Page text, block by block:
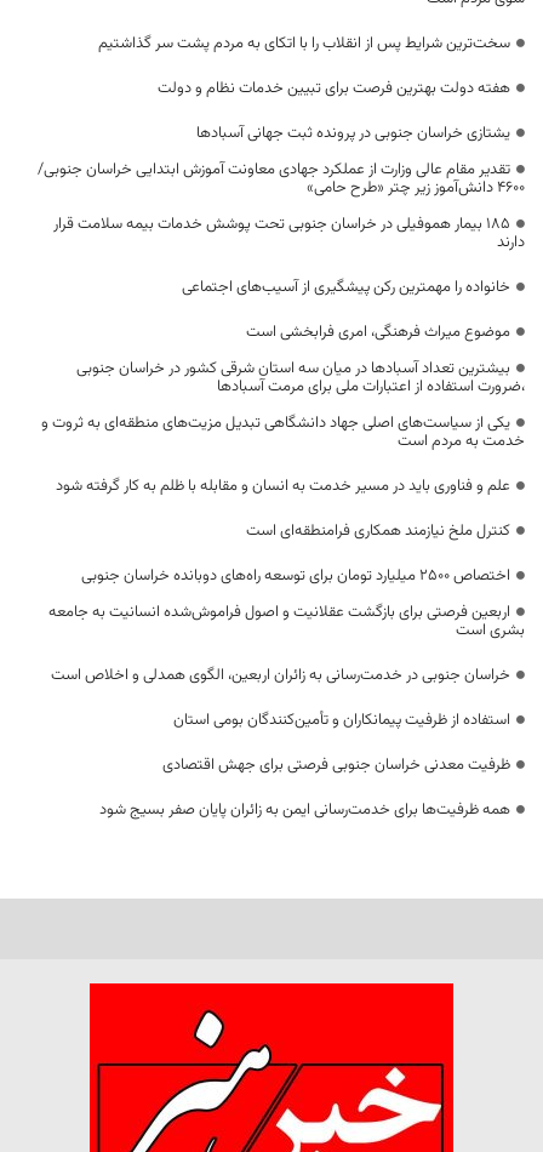
سخت‌ترین شرایط پس از انقلاب را با اتکای به مردم پشت سر گذاشتیم
هفته دولت بهترین فرصت برای تبیین خدمات نظام و دولت
یشتازی خراسان جنوبی در پرونده ثبت جهانی آسبادها
تقدیر مقام عالی وزارت از عملکرد جهادی معاونت آموزش ابتدایی خراسان جنوبی/
۴۶۰۰ دانش‌آموز زیر چتر «طرح حامی»
۱۸۵ بیمار هموفیلی در خراسان جنوبی تحت پوشش خدمات بیمه سلامت قرار
دارند
خانواده را مهمترین رکن پیشگیری از آسیب‌های اجتماعی
موضوع میراث فرهنگی، امری فرابخشی است
بیشترین تعداد آسبادها در میان سه استان شرقی کشور در خراسان جنوبی
،ضرورت استفاده از اعتبارات ملی برای مرمت آسبادها
یکی از سیاست‌های اصلی جهاد دانشگاهی تبدیل مزیت‌های منطقه‌ای به ثروت و
خدمت به مردم است
علم و فناوری باید در مسیر خدمت به انسان و مقابله با ظلم به کار گرفته شود
کنترل ملخ نیازمند همکاری فرامنطقه‌ای است
اختصاص 2500 میلیارد تومان برای توسعه راه‌های دوبانده خراسان جنوبی
اربعین فرصتی برای بازگشت عقلانیت و اصول فراموش‌شده انسانیت به جامعه
بشری است
خراسان جنوبی در خدمت‌رسانی به زائران اربعین، الگوی همدلی و اخلاص است
استفاده از ظرفیت پیمانکاران و تأمین‌کنندگان بومی استان
ظرفیت معدنی خراسان جنوبی فرصتی برای جهش اقتصادی
همه ظرفیت‌ها برای خدمت‌رسانی ایمن به زائران پایان صفر بسیج شود